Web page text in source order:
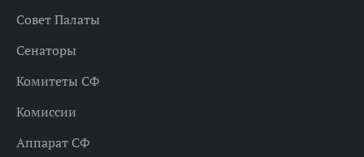
Совет Палаты
Сенаторы
Комитеты СФ
Комиссии
Аппарат СФ